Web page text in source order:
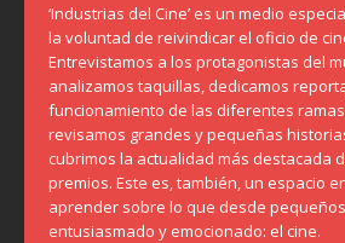
‘Industrias del Cine’ es un medio
la voluntad de reivindicar el oficio de
Entrevistamos a los protagonistas del
analizamos taquillas, dedicamos
funcionamiento de las diferentes
revisamos grandes y pequeñas
cubrimos la actualidad más destacada
premios. Este es, también, un espacio
aprender sobre lo que desde
entusiasmado y emocionado: el cine.